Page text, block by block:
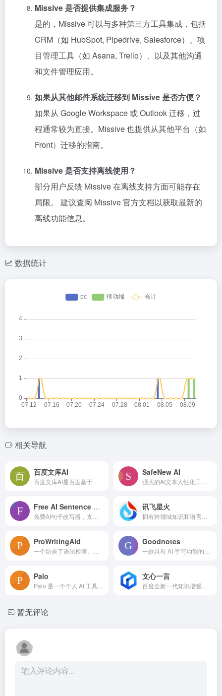
Missive 是否提供集成服务？
是的，Missive 可以与多种第三方工具集成，包括
CRM（如 HubSpot, Pipedrive, Salesforce）、项
目管理工具（如 Asana, Trello）、以及其他沟通
和文件管理应用。
如果从其他邮件系统迁移到 Missive 是否方便？
如果从 Google Workspace 或 Outlook 迁移，过
程通常较为直接。Missive 也提供从其他平台（如
Front）迁移的指南。
Missive 是否支持离线使用？
部分用户反馈 Missive 在离线支持方面可能存在
局限。 建议查阅 Missive 官方文档以获取最新的
离线功能信息。
数据统计
相关导航
百度文库AI SafeNew AI
Free AI Sentence Rewriter 讯飞星火
ProWritingAid Goodnotes
Palo 文心一言
暂无评论